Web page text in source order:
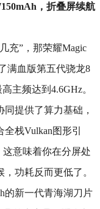
，折叠屏续航
充”，那荣耀Magic
满血版第五代骁龙8
主频达到4.6GHz。
提供了算力基础，
栈Vulkan图形引
意味着你在分屏处
功耗反而更低了。
的新一代青海湖刀片